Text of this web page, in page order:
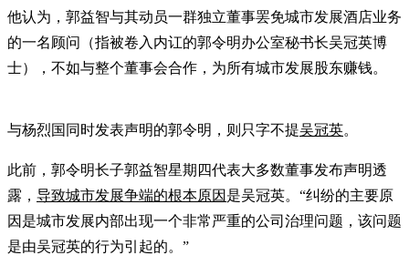
他认为，郭益智与其动员一群独立董事罢免城市发展酒店业务
的一名顾问（指被卷入内讧的郭令明办公室秘书长吴冠英博
士），不如与整个董事会合作，为所有城市发展股东赚钱。
与杨烈国同时发表声明的郭令明，则只字不提吴冠英。
此前，郭令明长子郭益智星期四代表大多数董事发布声明透
露， 导致城市发展争端的根本原因 是吴冠英。“纠纷的主要原
因是城市发展内部出现一个非常严重的公司治理问题，该问题
是由吴冠英的行为引起的。”